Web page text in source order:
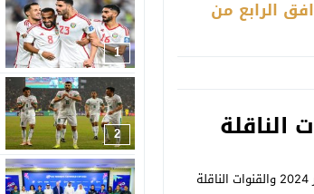
الرابع من
1
2